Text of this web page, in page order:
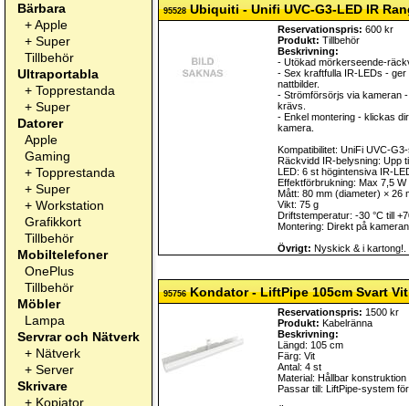
Bärbara
+Apple
+ Super
Tillbehör
Ultraportabla
+ Topprestanda
+ Super
Datorer
Apple
Gaming
+ Topprestanda
+ Super
+ Workstation
Grafikkort
Tillbehör
Mobiltelefoner
OnePlus
Tillbehör
Möbler
Lampa
Servrar och Nätverk
+ Nätverk
+ Server
Skrivare
+ Kopiator
95528Ubiquiti - Unifi UVC-G3-LED IR
Reservationspris: 600 kr
Produkt: Tillbehör
Beskrivning:
- Utökad mörkerseende-
- Sex kraftfulla IR-LEDs -
nattbilder.
- Strömförsörjs via kameran
krävs.
- Enkel montering - klickas
kamera.
Kompatibilitet: UniFi UVC-
Räckvidd IR-belysning: Upp
LED: 6 st högintensiva IR-
Effektförbrukning: Max 7,5 W
Mått: 80 mm (diameter) × 26
Vikt: 75 g
Driftstemperatur: -30 °C till
Montering: Direkt på
Övrigt: Nyskick & i kartong!.
95756Kondator - LiftPipe 105cm Svart
Reservationspris: 1500 kr
Produkt: Kabelränna
Beskrivning:
Längd: 105 cm
Färg: Vit
Antal: 4 st
Material: Hållbar
Passar till: LiftPipe-system